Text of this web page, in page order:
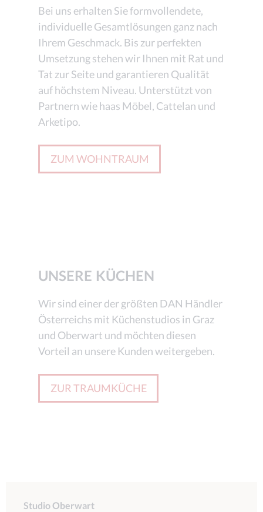
Bei uns erhalten Sie formvollendete,
individuelle Gesamtlösungen ganz nach
Ihrem Geschmack. Bis zur perfekten
Umsetzung stehen wir Ihnen mit Rat und
Tat zur Seite und garantieren Qualität
auf höchstem Niveau. Unterstützt von
Partnern wie haas Möbel, Cattelan und
Arketipo.
ZUM WOHNTRAUM
UNSERE KÜCHEN
Wir sind einer der größten DAN Händler
Österreichs mit Küchenstudios in Graz
und Oberwart und möchten diesen
Vorteil an unsere Kunden weitergeben.
ZUR TRAUMKÜCHE
Studio Oberwart